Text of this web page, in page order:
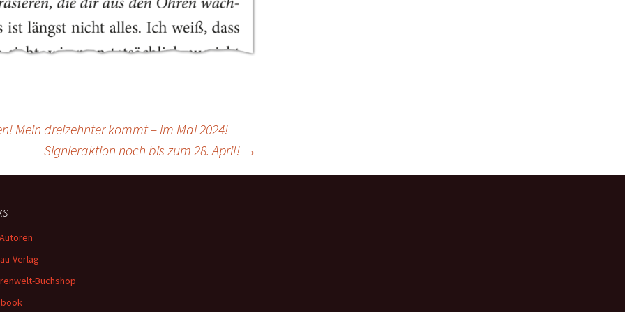
Mein dreizehnter kommt – im Mai 2024!
Signieraktion noch bis zum 28. April! →
Verlag
Buchshop